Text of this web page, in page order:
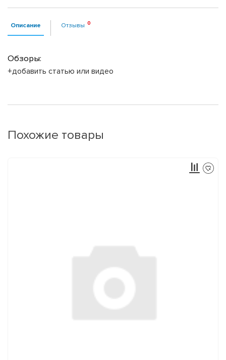
Описание Отзывы
Обзоры:
+добавить статью или видео
Похожие товары